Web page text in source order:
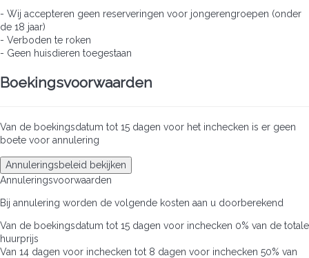
- Wij accepteren geen reserveringen voor jongerengroepen (onder
de 18 jaar)
- Verboden te roken
- Geen huisdieren toegestaan
Boekingsvoorwaarden
Van de boekingsdatum tot 15 dagen voor het inchecken is er geen
boete voor annulering
Annuleringsbeleid bekijken
Annuleringsvoorwaarden
Bij annulering worden de volgende kosten aan u doorberekend
Van de boekingsdatum tot 15 dagen voor inchecken 0% van de totale
huurprijs
Van 14 dagen voor inchecken tot 8 dagen voor inchecken 50% van